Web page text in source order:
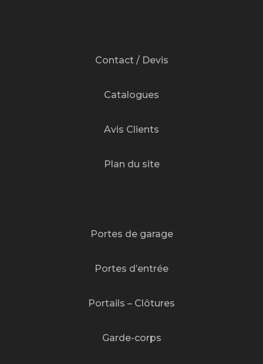
Contact / Devis
Catalogues
Avis Clients
Plan du site
Portes de garage
Portes d’entrée
Portails – Clôtures
Garde-corps